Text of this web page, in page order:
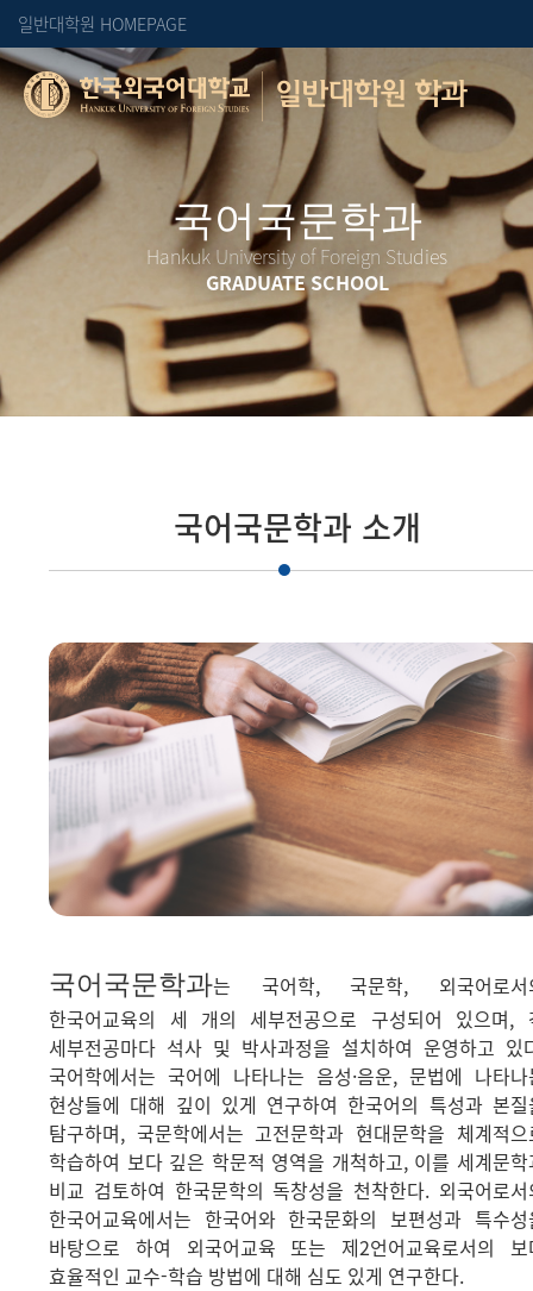
일반대학원 HOMEPAGE
일반대학원 학과
Hankuk University of Foreign Studies
GRADUATE SCHOOL
국어국문학과 소개
국어국문학과는 국어학, 국문학, 외국어로서
한국어교육의 세 개의 세부전공으로 구성되어 있으며,
세부전공마다 석사 및 박사과정을 설치하여 운영하고 있
국어학에서는 국어에 나타나는 음성·음운, 문법에 나타나
현상들에 대해 깊이 있게 연구하여 한국어의 특성과 본질
탐구하며, 국문학에서는 고전문학과 현대문학을 체계적으
학습하여 보다 깊은 학문적 영역을 개척하고, 이를 세계문학
비교 검토하여 한국문학의 독창성을 천착한다. 외국어로서
한국어교육에서는 한국어와 한국문화의 보편성과 특수성
바탕으로 하여 외국어교육 또는 제2언어교육로서의 보
효율적인 교수-학습 방법에 대해 심도 있게 연구한다.